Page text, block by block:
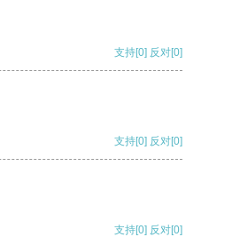
支持[0] 反对[0]
支持[0] 反对[0]
支持[0] 反对[0]